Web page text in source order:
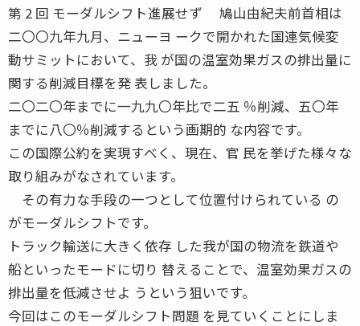
第 2 回 モーダルシフト進展せず 鳩山由紀夫前首相は
二〇〇九年九月、ニューヨ ークで開かれた国連気候変
動サミットにおいて、我 が国の温室効果ガスの排出量に
関する削減目標を発 表しました。
二〇二〇年までに一九九〇年比で二五 ％削減、五〇年
までに八〇％削減するという画期的 な内容です。
この国際公約を実現すべく、現在、官 民を挙げた様々な
取り組みがなされています。
その有力な手段の一つとして位置付けられている の
がモーダルシフトです。
トラック輸送に大きく依存 した我が国の物流を鉄道や
船といったモードに切り 替えることで、温室効果ガスの
排出量を低減させよ うという狙いです。
今回はこのモーダルシフト問題 を見ていくことにしま